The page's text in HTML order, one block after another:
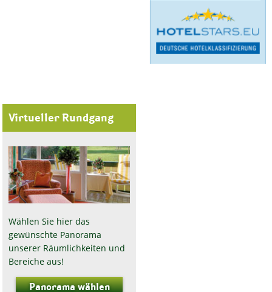
Virtueller Rundgang
Wählen Sie hier das
gewünschte Panorama
unserer Räumlichkeiten und
Bereiche aus!
Panorama wählen